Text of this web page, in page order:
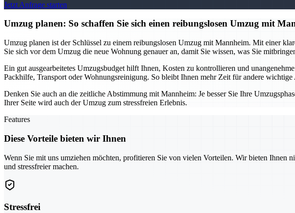
Jetzt Anfrage starten
Umzug planen: So schaffen Sie sich einen reibungslosen Umzug mit
Umzug planen ist der Schlüssel zu einem reibungslosen Umzug mit Mannheim. Mit einer
Sie sich vor dem Umzug die neue Wohnung genauer an, damit Sie wissen, was Sie
Ein gut ausgearbeitetes Umzugsbudget hilft Ihnen, Kosten zu kontrollieren und
Packhilfe, Transport oder Wohnungsreinigung. So bleibt Ihnen mehr Zeit für andere wichtige
Denken Sie auch an die zeitliche Abstimmung mit Mannheim: Je besser Sie Ihre
Ihrer Seite wird auch der Umzug zum stressfreien Erlebnis.
Features
Diese Vorteile bieten wir Ihnen
Wenn Sie mit uns umziehen möchten, profitieren Sie von vielen Vorteilen. Wir bieten Ihnen
und stressfreier machen.
Stressfrei